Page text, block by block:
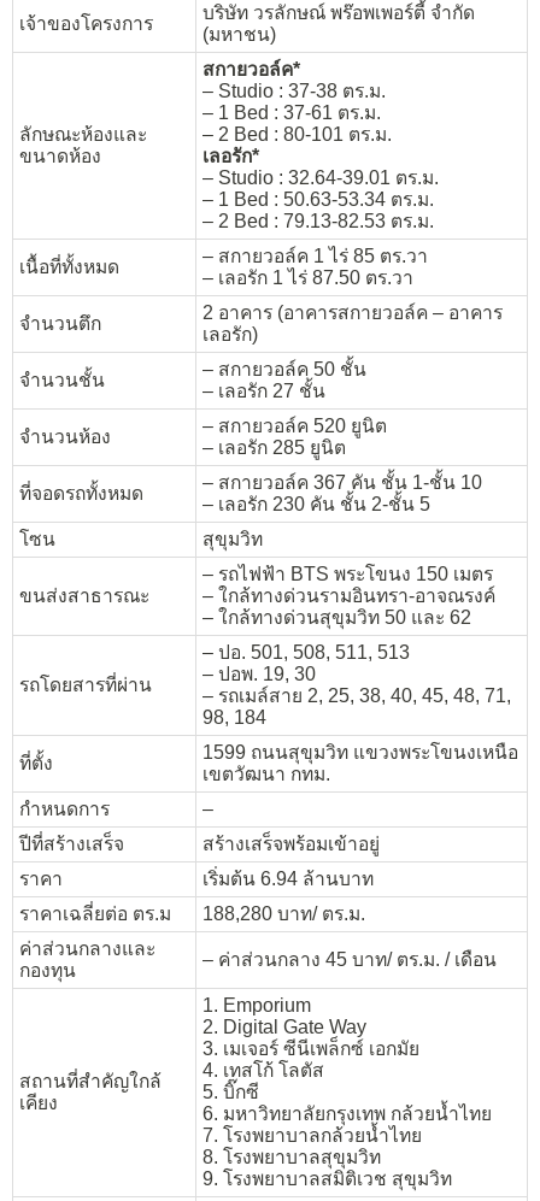
เจ้าของโครงการ
บริษัท วรลักษณ์ พร๊อพเพอร์ตี้ จำกัด
(มหาชน)
ลักษณะห้องและ
ขนาดห้อง
สกายวอล์ค*
– Studio : 37-38 ตร.ม.
– 1 Bed : 37-61 ตร.ม.
– 2 Bed : 80-101 ตร.ม.
เลอรัก*
– Studio : 32.64-39.01 ตร.ม.
– 1 Bed : 50.63-53.34 ตร.ม.
– 2 Bed : 79.13-82.53 ตร.ม.
เนื้อที่ทั้งหมด
– สกายวอล์ค 1 ไร่ 85 ตร.วา
– เลอรัก 1 ไร่ 87.50 ตร.วา
จำนวนตึก
2 อาคาร (อาคารสกายวอล์ค – อาคาร
เลอรัก)
จำนวนชั้น
– สกายวอล์ค 50 ชั้น
– เลอรัก 27 ชั้น
จำนวนห้อง
– สกายวอล์ค 520 ยูนิต
– เลอรัก 285 ยูนิต
ที่จอดรถทั้งหมด
– สกายวอล์ค 367 คัน ชั้น 1-ชั้น 10
– เลอรัก 230 คัน ชั้น 2-ชั้น 5
โซน
สุขุมวิท
ขนส่งสาธารณะ
– รถไฟฟ้า BTS พระโขนง 150 เมตร
– ใกล้ทางด่วนรามอินทรา-อาจณรงค์
– ใกล้ทางด่วนสุขุมวิท 50 และ 62
รถโดยสารที่ผ่าน
– ปอ. 501, 508, 511, 513
– ปอพ. 19, 30
– รถเมล์สาย 2, 25, 38, 40, 45, 48, 71,
98, 184
ที่ตั้ง
1599 ถนนสุขุมวิท แขวงพระโขนงเหนือ
เขตวัฒนา กทม.
กำหนดการ
–
ปีที่สร้างเสร็จ
สร้างเสร็จพร้อมเข้าอยู่
ราคา
เริ่มต้น 6.94 ล้านบาท
ราคาเฉลี่ยต่อ ตร.ม
188,280 บาท/ ตร.ม.
ค่าส่วนกลางและ
กองทุน
– ค่าส่วนกลาง 45 บาท/ ตร.ม. / เดือน
สถานที่สำคัญใกล้
เคียง
1. Emporium
2. Digital Gate Way
3. เมเจอร์ ซีนีเพล็กซ์ เอกมัย
4. เทสโก้ โลตัส
5. บิ๊กซี
6. มหาวิทยาลัยกรุงเทพ กล้วยน้ำไทย
7. โรงพยาบาลกล้วยน้ำไทย
8. โรงพยาบาลสุขุมวิท
9. โรงพยาบาลสมิติเวช สุขุมวิท